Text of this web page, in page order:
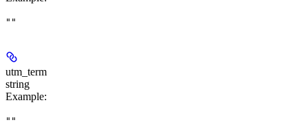
""
utm_term
string
Example:
""